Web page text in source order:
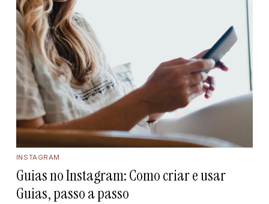
INSTAGRAM
Guias no Instagram: Como criar e usar
Guias, passo a passo